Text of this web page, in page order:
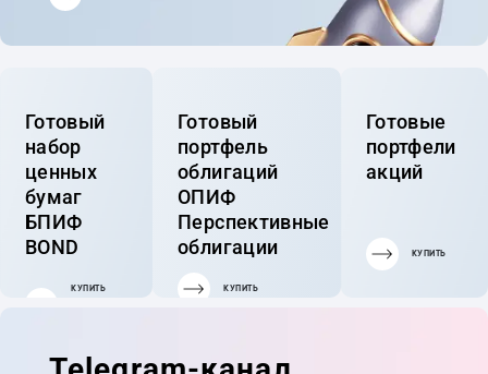
Готовый
набор
ценных
бумаг
БПИФ
BOND
КУПИТЬ
Готовый
портфель
облигаций
ОПИФ
Перспективные
облигации
КУПИТЬ
Готовые
портфели
акций
КУПИТЬ